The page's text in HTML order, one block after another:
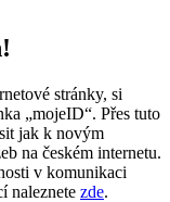
stránky, si
„mojeID“. Přes tuto
jak k novým
na českém internetu.
v komunikaci
naleznete zde.